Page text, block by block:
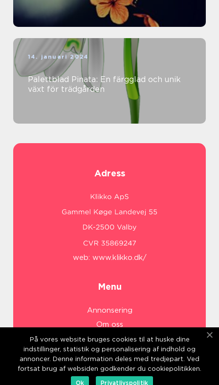
14. januari 2024
Palettblad Pinata: En färgglad och unik
växt för trädgården
Adress
web: www.klikko.dk/
Menu
Annonsering
Om oss
Cookies
Kontakta oss
Sitemap
På vores website bruges cookies til at huske dine
indstillinger, statistik og personalisering af indhold og
annoncer. Denne information deles med tredjepart. Ved
fortsat brug af websiden godkender du cookiepolitikken.
Ok
Privatlivspolitik